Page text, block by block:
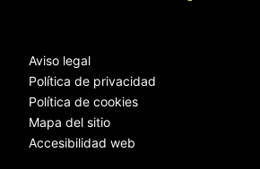
Aviso legal
Política de privacidad
Política de cookies
Mapa del sitio
Accesibilidad web